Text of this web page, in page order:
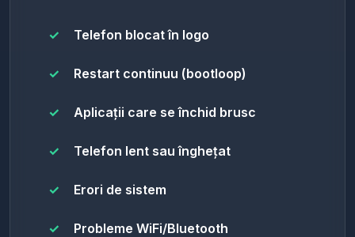
Telefon blocat în logo
Restart continuu (bootloop)
Aplicații care se închid brusc
Telefon lent sau înghețat
Erori de sistem
Probleme WiFi/Bluetooth